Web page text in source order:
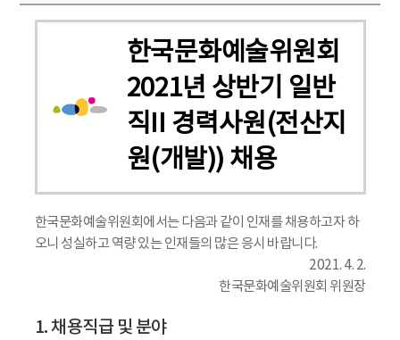
한국문화예술위원회
2021년 상반기 일반
직II 경력사원(전산지
원(개발)) 채용
한국문화예술위원회에서는 다음과 같이 인재를 채용하고자 하
오니 성실하고 역량 있는 인재들의 많은 응시 바랍니다.
2021. 4. 2.
한국문화예술위원회 위원장
1. 채용직급 및 분야